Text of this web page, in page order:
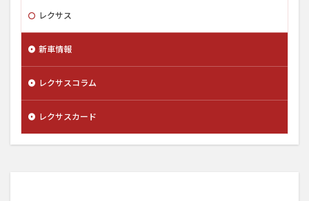
レクサス
新車情報
レクサスコラム
レクサスカード